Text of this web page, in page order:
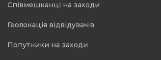
Співмешканці на заходи
Геолокація відвідувачів
Попутники на заходи